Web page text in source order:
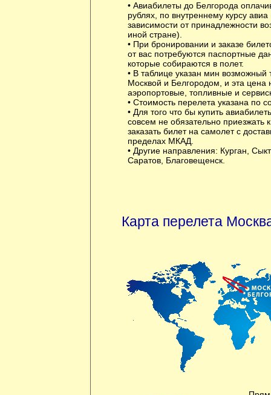
• Авиабилеты до Белгорода
рублях, по внутреннему курсу авиа
зависимости от принадлежности
иной стране).
• При бронировании и заказе
от вас потребуются паспортные
которые собираются в полет.
• В таблице указан мин
Москвой и Белгородом, и эта цена
аэропортовые, топливные и
• Стоимость перелета указана по
• Для того что бы купить
совсем не обязательно
заказать билет на самолет с
пределах МКАД.
• Другие направления: Курган
Саратов, Благовещенск.
Карта перелета